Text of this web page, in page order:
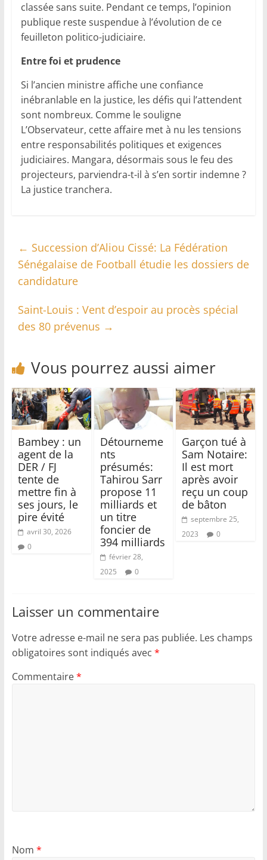
classée sans suite. Pendant ce temps, l’opinion
publique reste suspendue à l’évolution de ce
feuilleton politico-judiciaire.
Entre foi et prudence
Si l’ancien ministre affiche une confiance
inébranlable en la justice, les défis qui l’attendent
sont nombreux. Comme le souligne
L’Observateur, cette affaire met à nu les tensions
entre responsabilités politiques et exigences
judiciaires. Mangara, désormais sous le feu des
projecteurs, parviendra-t-il à s’en sortir indemne ?
La justice tranchera.
← Succession d’Aliou Cissé: La Fédération
Sénégalaise de Football étudie les dossiers de
candidature
Saint-Louis : Vent d’espoir au procès spécial
des 80 prévenus →
Vous pourrez aussi aimer
Bambey : un
agent de la
DER / FJ
tente de
mettre fin à
ses jours, le
pire évité
avril 30, 2026
0
Détourneme
nts
présumés:
Tahirou Sarr
propose 11
milliards et
un titre
foncier de
394 milliards
février 28,
2025
0
Garçon tué à
Sam Notaire:
Il est mort
après avoir
reçu un coup
de bâton
septembre 25,
2023
0
Laisser un commentaire
Votre adresse e-mail ne sera pas publiée. Les champs
obligatoires sont indiqués avec *
Commentaire*
Nom *